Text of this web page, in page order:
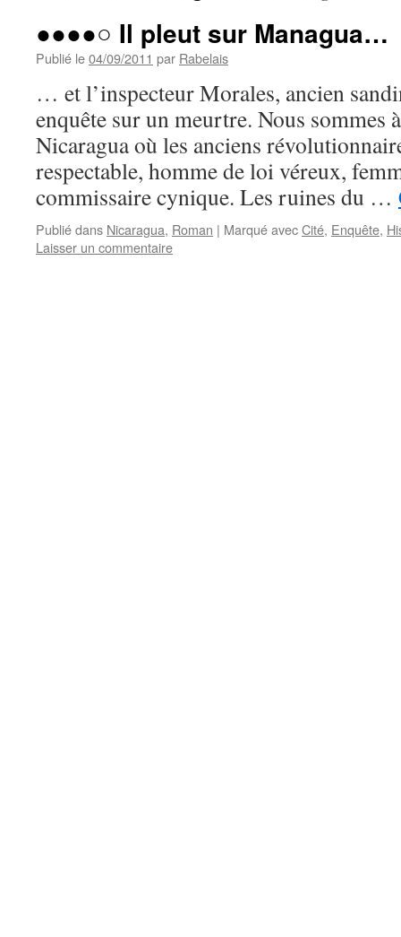
●●●●○ Il pleut sur Managua…
Publié le04/09/2011 par Rabelais
… et l’inspecteur Morales, ancien
enquête sur un meurtre. Nous sommes
Nicaragua où les anciens
respectable, homme de loi véreux,
commissaire cynique. Les ruines du …
Publié dans Nicaragua, Roman | Marqué avecCité, Enquête,
Laisser un commentaire